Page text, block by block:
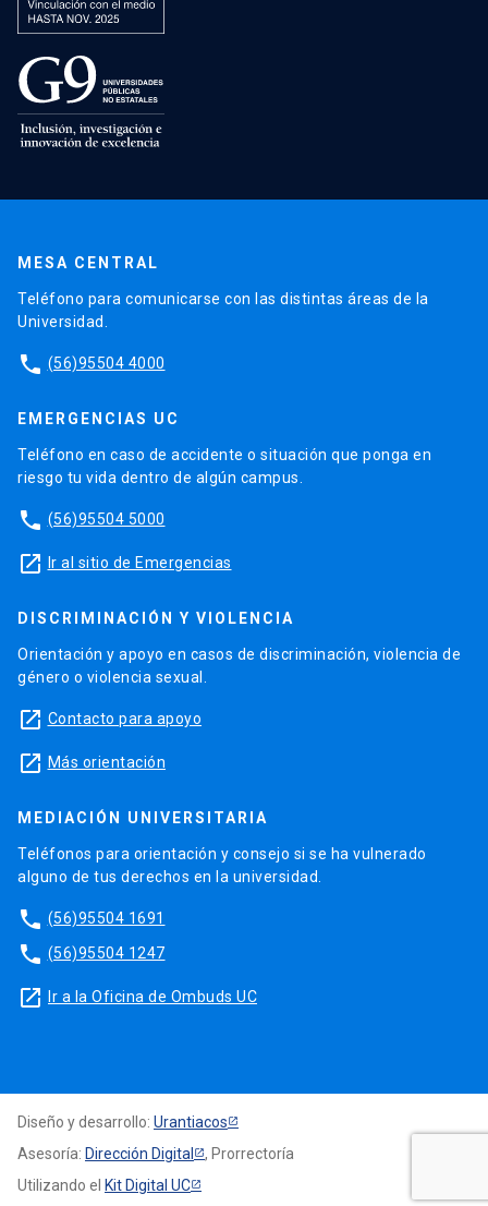
MESA CENTRAL
Teléfono para comunicarse con las distintas áreas de la
Universidad.
phone (56)95504 4000
EMERGENCIAS UC
Teléfono en caso de accidente o situación que ponga en
riesgo tu vida dentro de algún campus.
phone (56)95504 5000
launch Ir al sitio de Emergencias
DISCRIMINACIÓN Y VIOLENCIA
Orientación y apoyo en casos de discriminación, violencia de
género o violencia sexual.
launch Contacto para apoyo
launch Más orientación
MEDIACIÓN UNIVERSITARIA
Teléfonos para orientación y consejo si se ha vulnerado
alguno de tus derechos en la universidad.
phone (56)95504 1691
phone (56)95504 1247
launch Ir a la Oficina de Ombuds UC
Diseño y desarrollo: Urantiacos
Asesoría: Dirección Digital
, Prorrectoría
Utilizando el Kit Digital UC